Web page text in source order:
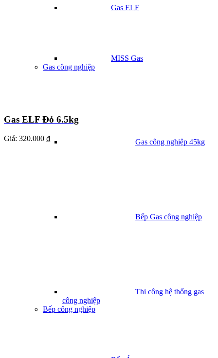
Gas ELF
MISS Gas
Gas công nghiệp
Gas công nghiệp 45kg
Bếp Gas công nghiệp
Thi công hệ thống gas
công nghiệp
Bếp công nghiệp
Gas ELF Đỏ 6.5kg
Giá: 320.000 ₫